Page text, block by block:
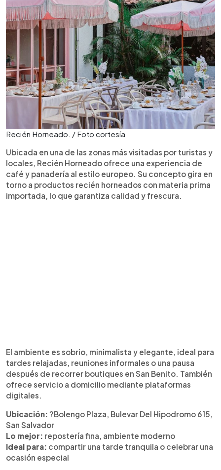
Recién Horneado. / Foto cortesía
Ubicada en una de las zonas más visitadas por turistas y
locales, Recién Horneado ofrece una experiencia de
café y panadería al estilo europeo. Su concepto gira en
torno a productos recién horneados con materia prima
importada, lo que garantiza calidad y frescura.
El ambiente es sobrio, minimalista y elegante, ideal para
tardes relajadas, reuniones informales o una pausa
después de recorrer boutiques en San Benito. También
ofrece servicio a domicilio mediante plataformas
digitales.
Ubicación: ?Bolengo Plaza, Bulevar Del Hipodromo 615,
San Salvador
Lo mejor: repostería fina, ambiente moderno
Ideal para: compartir una tarde tranquila o celebrar una
ocasión especial